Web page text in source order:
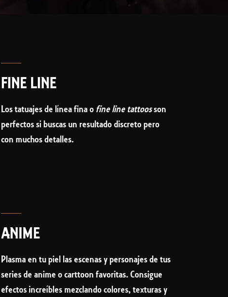
FINE LINE
Los tatuajes de línea fina ofine line tattoosson
perfectos si buscas un resultado discreto pero
con muchos detalles.
ANIME
Plasma en tu piel las escenas y personajes de tus
series de anime o carttoon favoritas. Consigue
efectos increíbles mezclando colores, texturas y